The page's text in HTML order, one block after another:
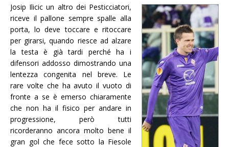
Josip Ilicic un altro dei Pesticciatori,
riceve il pallone sempre spalle alla
porta, lo deve toccare e ritoccare
per girarsi, quando riesce ad alzare
la testa è già tardi perché ha i
difensori addosso dimostrando una
lentezza congenita nel breve. Le
rare volte che ha avuto il vuoto di
fronte a se è emerso chiaramente
che non ha il fisico per andare in
progressione, però tutti
ricorderanno ancora molto bene il
gran gol che fece sotto la Fiesole